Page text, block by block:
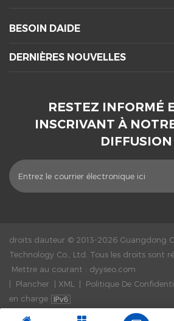
BESOIN DAIDE
DERNIÈRES NOUVELLES
RESTEZ INFORMÉ
INSCRIVANT À
DIFFUSION
droits dauteur © 2013-2026 Guangdong
Technology Co., Ltd. Tous les droits sont
Mettre au courant : dyyseo.com
|
Plancher | XML | Politique De
en charge